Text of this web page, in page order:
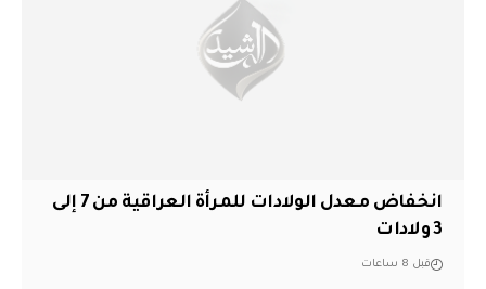
انخفاض معدل الولادات للمرأة العراقية من 7 إلى
3 ولادات
قبل 8 ساعات